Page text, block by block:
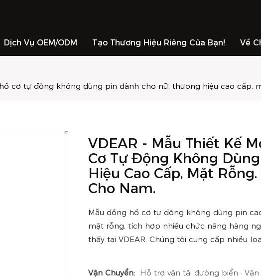
Dịch Vụ OEM/ODM Tạo Thương Hiệu Riêng Của Bạn! Về
cơ tự động không dùng pin dành cho nữ, thương hiệu cao
VDEAR - Mẫu Thiết Kế
Cơ Tự Động Không
Hiệu Cao Cấp, Mặt
Cho Nam.
Mẫu đồng hồ cơ tự động không dùng pin
mặt rỗng, tích hợp nhiều chức năng hàng
thấy tại VDEAR. Chúng tôi cung cấp nhiều
Vận Chuyển: Hỗ trợ vận tải đường biển ·